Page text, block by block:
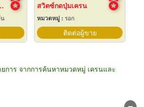
ฟ้าด่วน สวิตซ์กดปุ่มเครน
หมวดหมู่ : รอก
ติดต่อผู้ขาย
การ จากการค้นหาหมวดหมู่ เครนและ